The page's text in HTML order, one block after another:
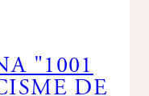
"1001
DE